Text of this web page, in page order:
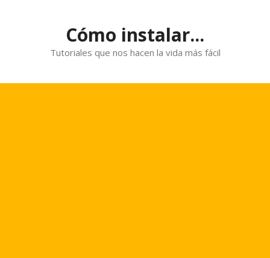
Cómo instalar...
Tutoriales que nos hacen la vida más fácil